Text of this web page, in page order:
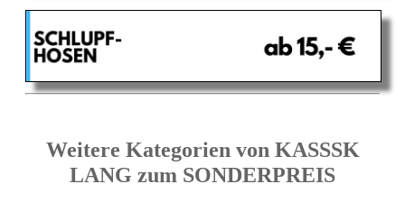
Weitere Kategorien von KASSSK
LANG zum SONDERPREIS